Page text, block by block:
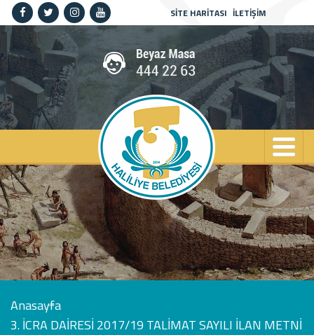
SİTE HARİTASI İLETİŞİM
Anasayfa
3. İCRA DAİRESİ 2017/19 TALİMAT SAYILI İLAN METNİ
Anasayfa
Kurumsal
Haliliye
Spor
Kültür
Sanat
Güncel
İletişim